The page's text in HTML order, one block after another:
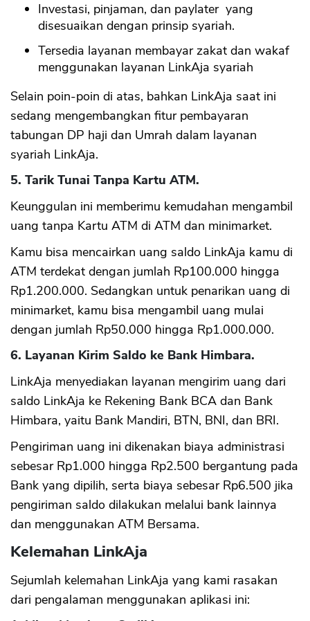
Investasi, pinjaman, dan paylater yang
disesuaikan dengan prinsip syariah.
Tersedia layanan membayar zakat dan wakaf
menggunakan layanan LinkAja syariah
Selain poin-poin di atas, bahkan LinkAja saat ini
sedang mengembangkan fitur pembayaran
tabungan DP haji dan Umrah dalam layanan
syariah LinkAja.
5. Tarik Tunai Tanpa Kartu ATM.
Keunggulan ini memberimu kemudahan mengambil
uang tanpa Kartu ATM di ATM dan minimarket.
Kamu bisa mencairkan uang saldo LinkAja kamu di
ATM terdekat dengan jumlah Rp100.000 hingga
Rp1.200.000. Sedangkan untuk penarikan uang di
minimarket, kamu bisa mengambil uang mulai
dengan jumlah Rp50.000 hingga Rp1.000.000.
6. Layanan Kirim Saldo ke Bank Himbara.
LinkAja menyediakan layanan mengirim uang dari
saldo LinkAja ke Rekening Bank BCA dan Bank
Himbara, yaitu Bank Mandiri, BTN, BNI, dan BRI.
Pengiriman uang ini dikenakan biaya administrasi
sebesar Rp1.000 hingga Rp2.500 bergantung pada
Bank yang dipilih, serta biaya sebesar Rp6.500 jika
pengiriman saldo dilakukan melalui bank lainnya
dan menggunakan ATM Bersama.
Kelemahan LinkAja
Sejumlah kelemahan LinkAja yang kami rasakan
dari pengalaman menggunakan aplikasi ini: